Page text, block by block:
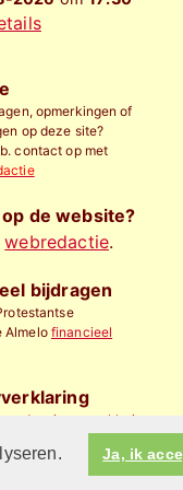
Ja, ik
opmerkingen of
op deze site?
contact op met
de website?
webredactie.
bijdragen
Almelo financieel
de privacyverklaring